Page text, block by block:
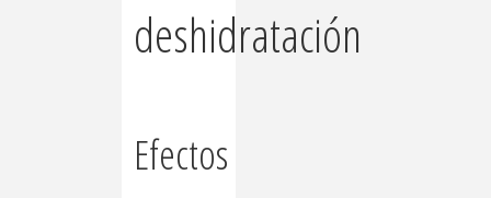
deshidratación
Efectos